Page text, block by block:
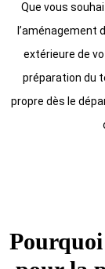
Que vous
l’aménagement
extérieure de
préparation du
propre dès le